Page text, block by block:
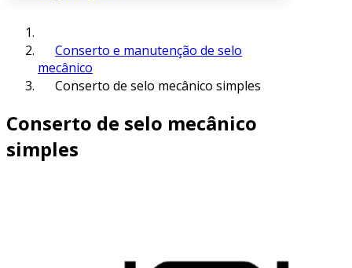
Conserto e manutenção de selo
mecânico
Conserto de selo mecânico simples
Conserto de selo mecânico
simples